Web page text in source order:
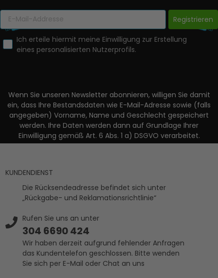
Registrieren
Ich erteile hiermit meine Einwilligung zur Erstellung
eines personalisierten Nutzerprofils.
Wenn Sie unseren Newsletter abonnieren, willigen Sie damit
ein, dass Ihre Bestandsdaten wie E-Mail-Adresse sowie (falls
angegeben) Vorname, Name und Geschlecht gespeichert
werden. Ihre Daten werden dann auf Grundlage Ihrer
Einwilligung gemäß Art. 6 Abs. 1 a) DSGVO verarbeitet.
KUNDENDIENST
Die Rücksendeadresse befindet sich unter
„Rückgabe- und Reklamationsrichtlinie“
Rufen Sie uns an unter
304 6690 424
Wir haben derzeit aufgrund fehlender Anfragen
das Kundentelefon geschlossen. Bitte wenden
Sie sich per E-Mail oder Chat an uns